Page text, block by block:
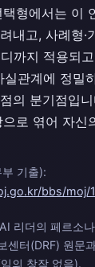
형에서는 이
내고, 사례형·
까지 적용되
관계에 정밀
의 분기점입
으로 엮어 자신
기출):
bbs/moj/
리더의 페르소
센터(DRF) 원문
의 창작 없음).